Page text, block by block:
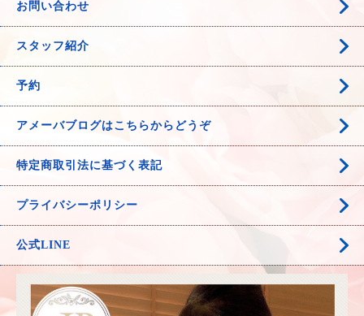
お問い合わせ
スタッフ紹介
予約
アメーバブログはこちらからどうぞ
特定商取引法に基づく表記
プライバシーポリシー
公式LINE